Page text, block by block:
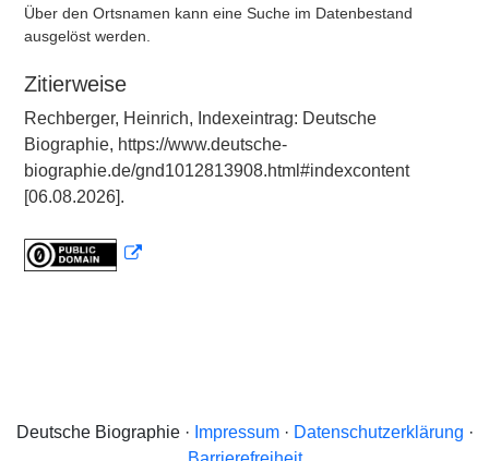
Über den Ortsnamen kann eine Suche im Datenbestand
ausgelöst werden.
Zitierweise
Rechberger, Heinrich, Indexeintrag: Deutsche
Biographie, https://www.deutsche-
biographie.de/gnd1012813908.html#indexcontent
[06.08.2026].
Deutsche Biographie · Impressum· Datenschutzerklärung ·